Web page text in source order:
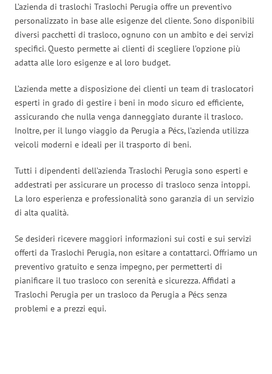
L’azienda di traslochi Traslochi Perugia offre un preventivo
personalizzato in base alle esigenze del cliente. Sono disponibili
diversi pacchetti di trasloco, ognuno con un ambito e dei servizi
specifici. Questo permette ai clienti di scegliere l’opzione più
adatta alle loro esigenze e al loro budget.
L’azienda mette a disposizione dei clienti un team di traslocatori
esperti in grado di gestire i beni in modo sicuro ed efficiente,
assicurando che nulla venga danneggiato durante il trasloco.
Inoltre, per il lungo viaggio da Perugia a Pécs, l’azienda utilizza
veicoli moderni e ideali per il trasporto di beni.
Tutti i dipendenti dell’azienda Traslochi Perugia sono esperti e
addestrati per assicurare un processo di trasloco senza intoppi.
La loro esperienza e professionalità sono garanzia di un servizio
di alta qualità.
Se desideri ricevere maggiori informazioni sui costi e sui servizi
offerti da Traslochi Perugia, non esitare a contattarci. Offriamo un
preventivo gratuito e senza impegno, per permetterti di
pianificare il tuo trasloco con serenità e sicurezza. Affidati a
Traslochi Perugia per un trasloco da Perugia a Pécs senza
problemi e a prezzi equi.